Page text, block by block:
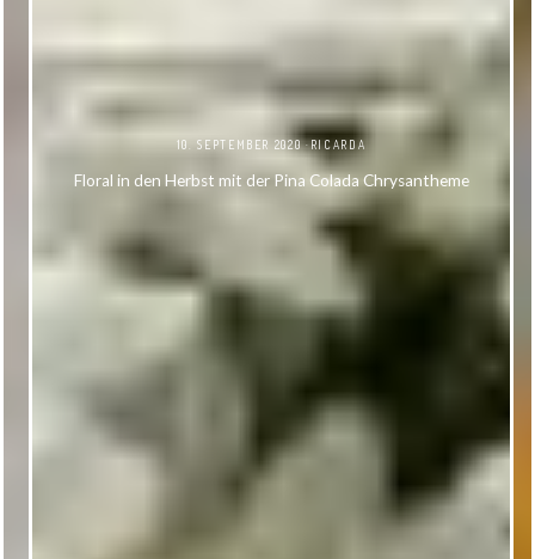
10. SEPTEMBER 2020 RICARDA
Floral in den Herbst mit der Pina Colada Chrysantheme